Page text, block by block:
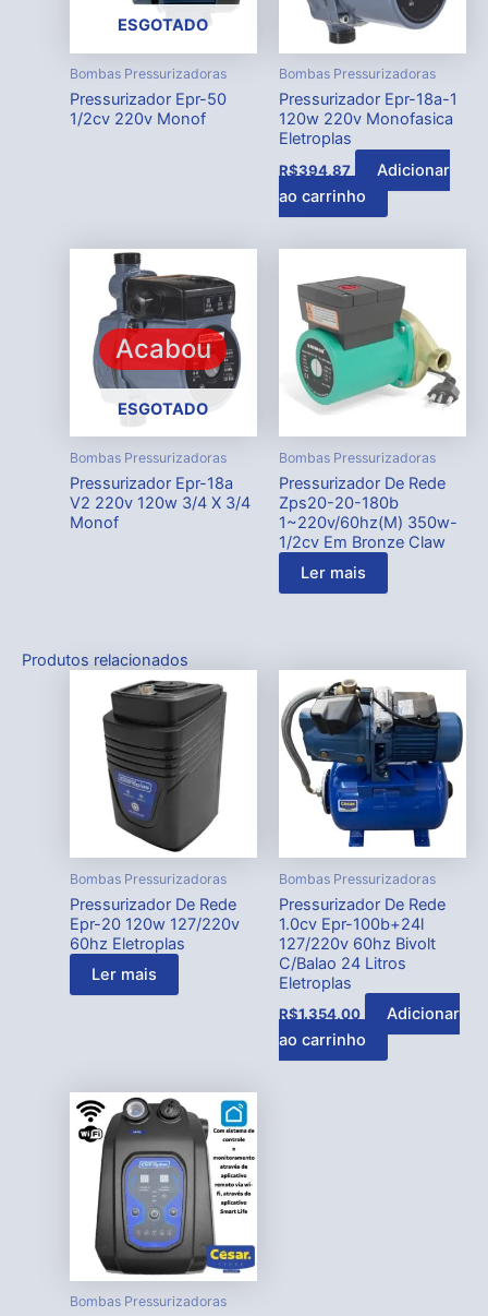
ESGOTADO
Bombas Pressurizadoras
Pressurizador Epr-50
1/2cv 220v Monof
Bombas Pressurizadoras
Pressurizador Epr-18a-1
120w 220v Monofasica
Eletroplas
R$394,87
Adicionar
ao carrinho
Acabou
ESGOTADO
Bombas Pressurizadoras
Pressurizador Epr-18a
V2 220v 120w 3/4 X 3/4
Monof
Bombas Pressurizadoras
Pressurizador De Rede
Zps20-20-180b
1~220v/60hz(M) 350w-
1/2cv Em Bronze Claw
Ler mais
Produtos relacionados
Bombas Pressurizadoras
Pressurizador De Rede
Epr-20 120w 127/220v
60hz Eletroplas
Ler mais
Bombas Pressurizadoras
Pressurizador De Rede
1.0cv Epr-100b+24l
127/220v 60hz Bivolt
C/Balao 24 Litros
Eletroplas
R$1.354,00
Adicionar
ao carrinho
Bombas Pressurizadoras